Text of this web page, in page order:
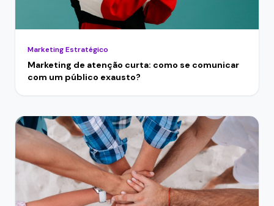
Marketing Estratégico
Marketing de atenção curta: como se comunicar
com um público exausto?